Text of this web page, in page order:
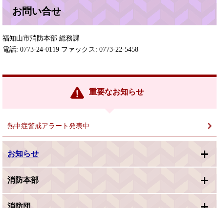
お問い合せ
福知山市消防本部 総務課
電話: 0773-24-0119 ファックス: 0773-22-5458
重要なお知らせ
熱中症警戒アラート発表中
お知らせ
消防本部
消防団